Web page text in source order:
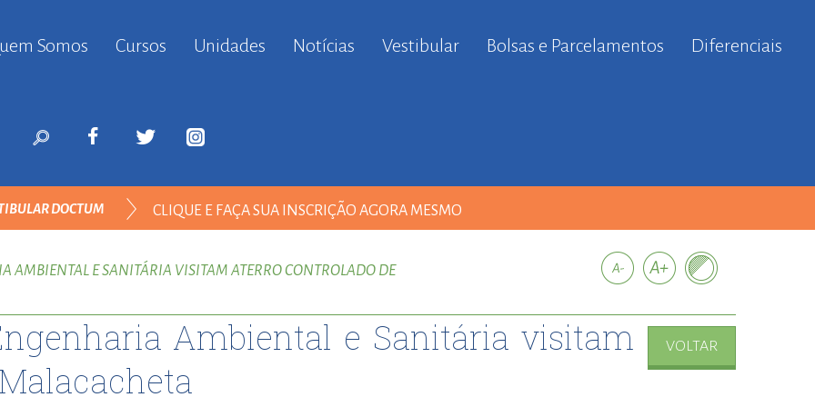
Somos
Cursos Unidades Notícias Vestibular Bolsas e Parcelamentos Diferenciais
DOCTUM CLIQUE E FAÇA SUA INSCRIÇÃO AGORA MESMO
AMBIENTAL E SANITÁRIA VISITAM ATERRO CONTROLADO DE
ENGENHARIA AMBIENTAL
Ambiental e Sanitária visitam
VOLTAR